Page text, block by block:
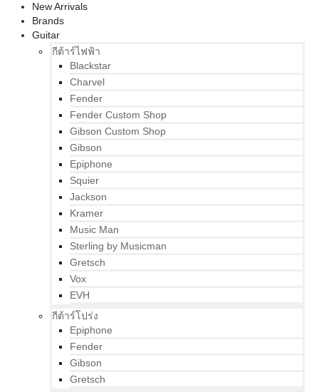
New Arrivals
Brands
Guitar
กีต้าร์ไฟฟ้า
Blackstar
Charvel
Fender
Fender Custom Shop
Gibson Custom Shop
Gibson
Epiphone
Squier
Jackson
Kramer
Music Man
Sterling by Musicman
Gretsch
Vox
EVH
กีต้าร์โปร่ง
Epiphone
Fender
Gibson
Gretsch